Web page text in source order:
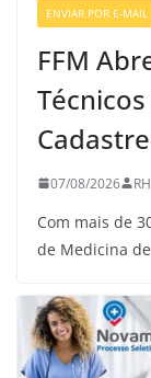
ENVIAR POR E-MAIL
FFM
07/08/2026
Com mais de
de Medicina